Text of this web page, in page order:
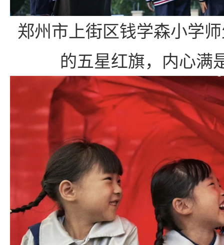
郑州市上街区钱学森小学
的五星红旗，内心满